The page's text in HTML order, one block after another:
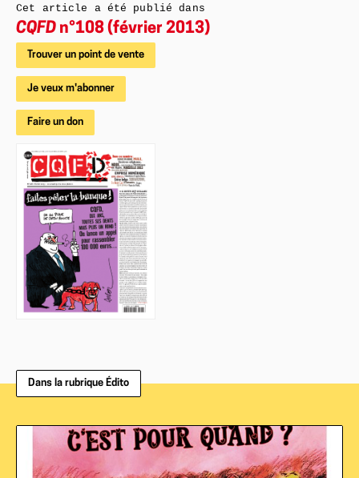
Cet article a été publié dans
CQFD n°108 (février 2013)
Trouver un point de vente
Je veux m'abonner
Faire un don
Dans la rubrique Édito